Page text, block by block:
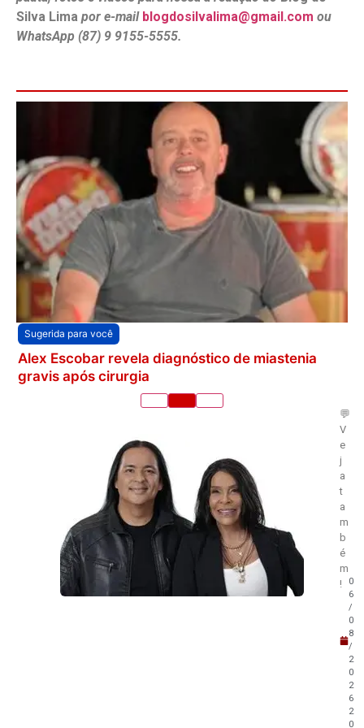
Silva Lima por e-mail blogdosilvalima@gmail.com ou
WhatsApp (87) 9 9155-5555.
Sugerida para você
Alex Escobar revela diagnóstico de miastenia
gravis após cirurgia
💬
V
e
j
a
t
a
m
b
é
m
!
0
6
/
0
8
/
2
0
2
6
2
0